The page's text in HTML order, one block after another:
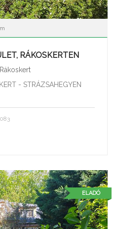
RÁKOSKERTEN
- STRÁZSAHEGYEN
ELADÓ